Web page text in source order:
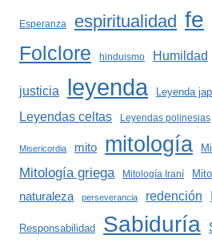
Esperanza espiritualidad fe
Folclore hinduismo Humildad
justicia leyenda Leyenda
Leyendas celtas Leyendas polinesias
Misericordia mito mitología
Mitología griega Mitología Iraní
naturaleza perseverancia redención
Responsabilidad Sabiduría